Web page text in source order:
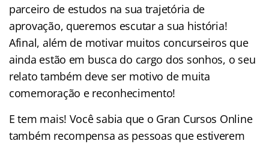
parceiro de estudos na sua trajetória de
aprovação, queremos escutar a sua história!
Afinal, além de motivar muitos concurseiros que
ainda estão em busca do cargo dos sonhos, o seu
relato também deve ser motivo de muita
comemoração e reconhecimento!
E tem mais! Você sabia que o Gran Cursos Online
também recompensa as pessoas que estiverem